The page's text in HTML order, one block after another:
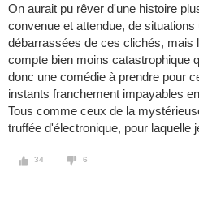
On aurait pu rêver d'une histoire
convenue et attendue, de situations
débarrassées de ces clichés, mais
compte bien moins catastrophique
donc une comédie à prendre pour
instants franchement impayables
Tous comme ceux de la
truffée d'électronique, pour laquelle
34 6